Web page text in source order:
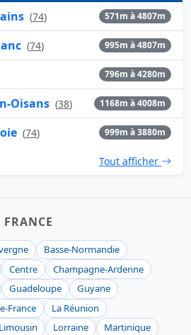
(74) 571m à 4807m
(74) 995m à 4807m
796m à 4280m
Oisans (38) 1168m à 4008m
(74) 999m à 3880m
Tout afficher
Basse-Normandie
Centre
Champagne-Ardenne
Guadeloupe
Guyane
France
La Réunion
Limousin Lorraine
Martinique